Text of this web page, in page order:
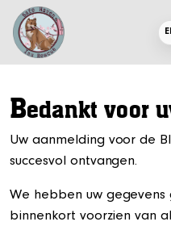
Bedankt voor
Uw aanmelding voor de
succesvol ontvangen.
We hebben uw
binnenkort voorzien van